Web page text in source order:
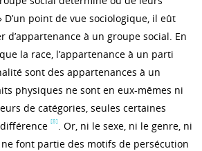
point de vue sociologique, il eût
d’appartenance à un groupe social. En
la race, l’appartenance à un parti
sont des appartenances à un
physiques ne sont en eux-mêmes ni
de catégories, seules certaines
[8] . Or, ni le sexe, ni le genre, ni
ne font partie des motifs de persécution